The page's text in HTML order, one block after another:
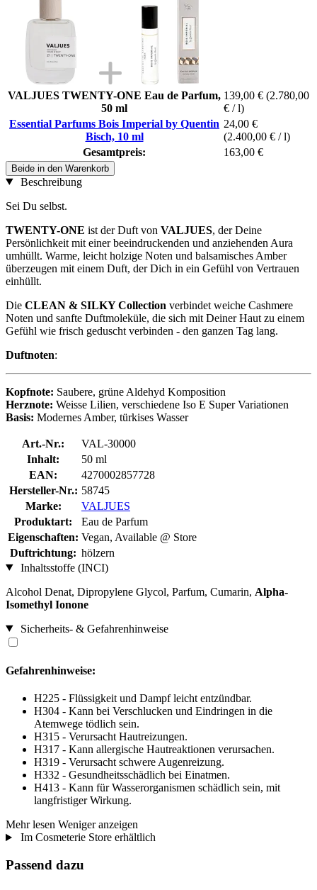
VALJUES TWENTY-ONE Eau de Parfum,
50 ml
139,00 € (2.780,00
€ / l)
Essential Parfums Bois Imperial by Quentin
Bisch, 10 ml
24,00 €
(2.400,00 € / l)
Gesamtpreis:
163,00 €
Beide in den Warenkorb
Beschreibung
Sei Du selbst.
TWENTY-ONE ist der Duft von VALJUES, der Deine
Persönlichkeit mit einer beeindruckenden und anziehenden Aura
umhüllt. Warme, leicht holzige Noten und balsamisches Amber
überzeugen mit einem Duft, der Dich in ein Gefühl von Vertrauen
einhüllt.
Die CLEAN & SILKY Collection verbindet weiche Cashmere
Noten und sanfte Duftmoleküle, die sich mit Deiner Haut zu einem
Gefühl wie frisch geduscht verbinden - den ganzen Tag lang.
Duftnoten:
Kopfnote: Saubere, grüne Aldehyd Komposition
Herznote: Weisse Lilien, verschiedene Iso E Super Variationen
Basis: Modernes Amber, türkises Wasser
Art.-Nr.:
VAL-30000
Inhalt:
50 ml
EAN:
4270002857728
Hersteller-Nr.: 58745
Marke:
VALJUES
Produktart:
Eau de Parfum
Eigenschaften: Vegan, Available @ Store
Duftrichtung: hölzern
Inhaltsstoffe (INCI)
Alcohol Denat, Dipropylene Glycol, Parfum, Cumarin, Alpha-
Isomethyl Ionone
Sicherheits- & Gefahrenhinweise
Gefahrenhinweise:
H225 - Flüssigkeit und Dampf leicht entzündbar.
H304 - Kann bei Verschlucken und Eindringen in die
Atemwege tödlich sein.
H315 - Verursacht Hautreizungen.
H317 - Kann allergische Hautreaktionen verursachen.
H319 - Verursacht schwere Augenreizung.
H332 - Gesundheitsschädlich bei Einatmen.
H413 - Kann für Wasserorganismen schädlich sein, mit
langfristiger Wirkung.
Mehr lesen Weniger anzeigen
Im Cosmeterie Store erhältlich
Passend dazu